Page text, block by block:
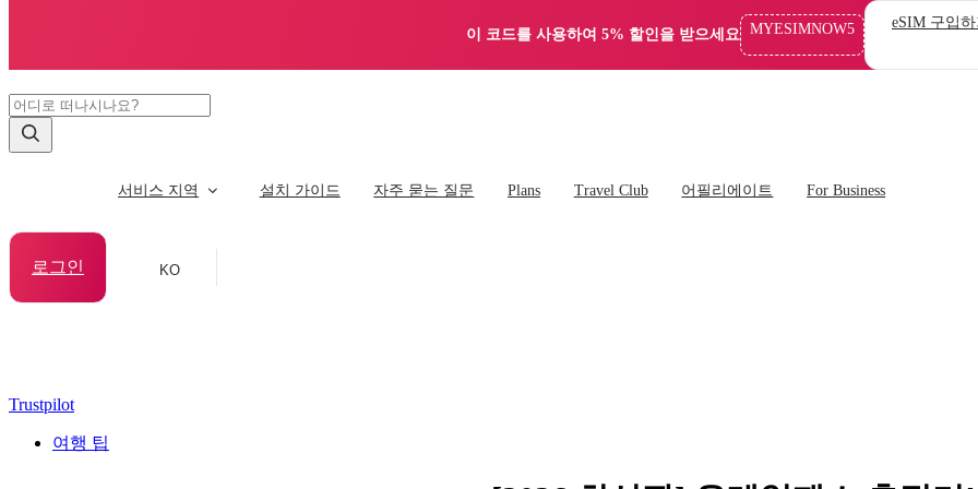
이 코드를 사용하여 5% 할인을 받으세요 MYESIMNOW5 eSIM 구입
서비스 지역 설치 가이드 자주 묻는 질문 Plans Travel Club 어필리에이트 For Business
로그인 KO
Trustpilot
여행 팁